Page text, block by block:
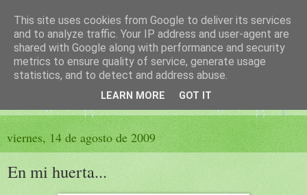
El sueño de las palabras
PÁGINA LITERARIA DE FELISA MORENO
viernes, 14 de agosto de 2009
En mi huerta...
This site uses cookies from Google to deliver its services
and to analyze traffic. Your IP address and user-agent are
shared with Google along with performance and security
metrics to ensure quality of service, generate usage
statistics, and to detect and address abuse.
LEARN MORE GOT IT